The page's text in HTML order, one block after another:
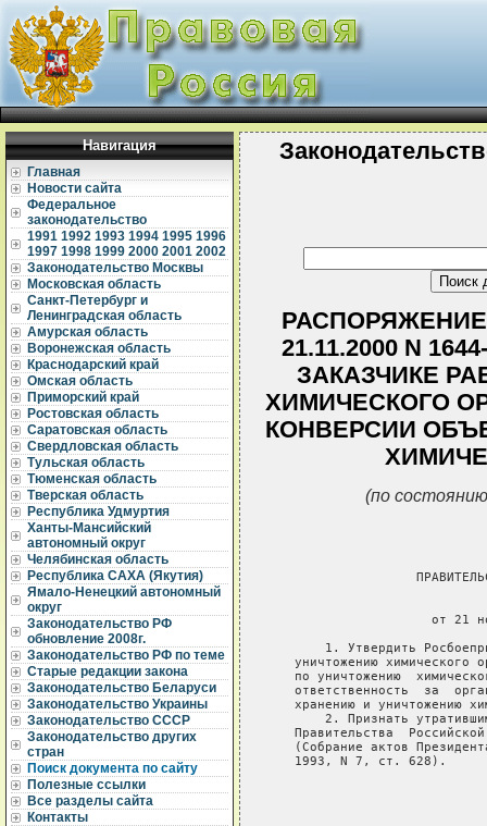
Навигация
Главная
Новости сайта
Федеральное
законодательство
1991 1992 1993 1994 1995 1996
1997 1998 1999 2000 2001 2002
Законодательство Москвы
Московская область
Санкт-Петербург и
Ленинградская область
Амурская область
Воронежская область
Краснодарский край
Омская область
Приморский край
Ростовская область
Саратовская область
Свердловская область
Тульская область
Тюменская область
Тверская область
Республика Удмуртия
Ханты-Мансийский
автономный округ
Челябинская область
Республика САХА (Якутия)
Ямало-Ненецкий автономный
округ
Законодательство РФ
обновление 2008г.
Законодательство РФ по теме
Старые редакции закона
Законодательство Беларуси
Законодательство Украины
Законодательство СССР
Законодательство других
стран
Поиск документа по сайту
Полезные ссылки
Все разделы сайта
Контакты
21.11.2000 N
ЗАКАЗЧИКЕ
ХИМИЧЕСКОГО
КОНВЕРСИИ
(по
от 21
1. Утвердить
уничтожению химического
по уничтожению
ответственность  за
хранению и уничтожению
2. Признать
Правительства
(Собрание актов
   1993, N 7, ст. 628).